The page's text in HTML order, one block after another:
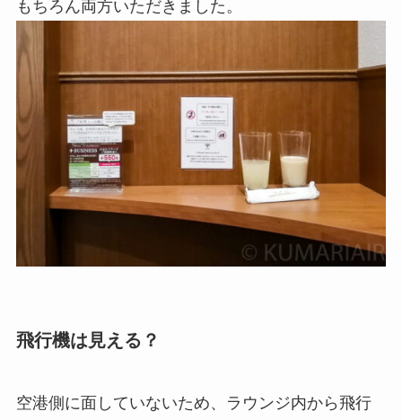
もちろん両方いただきました。
飛行機は見える？
空港側に面していないため、ラウンジ内から飛行